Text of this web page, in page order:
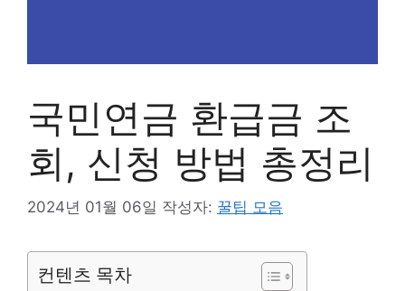
국민연금 환급금 조
회, 신청 방법 총정리
2024년 01월 06일 작성자: 꿀팁 모음
컨텐츠 목차